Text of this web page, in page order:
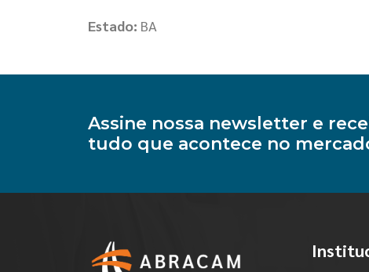
Estado: BA
Assine nossa newsletter e
tudo que acontece no